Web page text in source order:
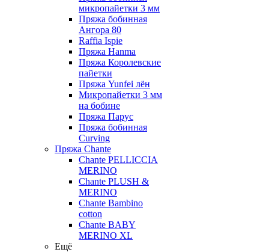
микропайетки 3 мм
Пряжа бобинная
Ангора 80
Raffia Ispie
Пряжа Hanma
Пряжа Королевские
пайетки
Пряжа Yunfei лён
Микропайетки 3 мм
на бобине
Пряжа Парус
Пряжа бобинная
Curving
Пряжа Chante
Chante PELLICCIA
MERINO
Chante PLUSH &
MERINO
Chante Bambino
cotton
Chante BABY
MERINO XL
Ещё